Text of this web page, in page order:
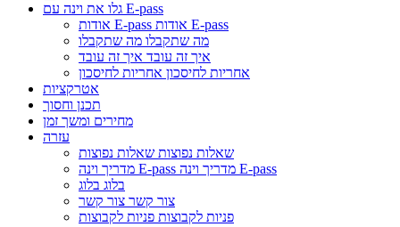
גלו את וינה עם E-pass
אודות E-pass
אודות E-pass
מה שתקבלו מה שתקבלו
איך זה עובד איך זה עובד
אחריות לחיסכון אחריות לחיסכון
אטרקציות
תכנן וחסוך
מחירים ומשך זמן
עזרה
שאלות נפוצות שאלות נפוצות
מדריך וינה E-pass
מדריך וינה E-pass
בלוג בלוג
צור קשר צור קשר
פניות לקבוצות פניות לקבוצות